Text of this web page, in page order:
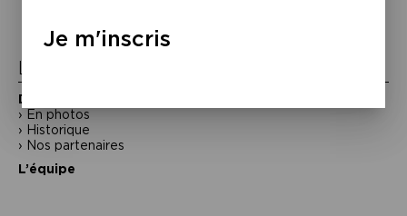
l’article
La Maison de la Poésie
Découvrir
En photos
Historique
Nos partenaires
L’équipe
Je m'inscris